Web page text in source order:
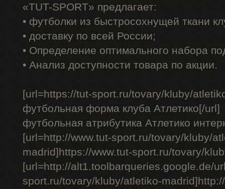
«TUT-SPORT» предлагает:
• футболки из быстросохнущей ткани
• доставку по всей России;
• Определение оптимального набора
• Анализ доступности товара по акции.
[url=https://tut-sport.ru/tovary/kluby/
футбольная форма клуба Атлетико[/url]
футбольная атрибутика Атлетико
[url=http://www.tut-sport.ru/tovary/kluby/
madrid]https://www.tut-sport.ru/tovary/
[url=http://alt1.toolbarqueries.google.de/
sport.ru/tovary/kluby/atletiko-